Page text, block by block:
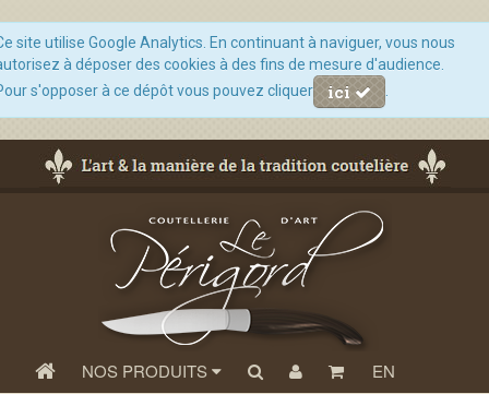
site utilise Google Analytics. En continuant à naviguer, vous nous
à déposer des cookies à des fins de mesure d'audience.
s'opposer à ce dépôt vous pouvez cliquer
ici
NOS PRODUITS EN